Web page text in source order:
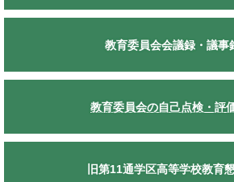
教育委員会会議録・議事
教育委員会の自己点検・評
旧第11通学区高等学校教育